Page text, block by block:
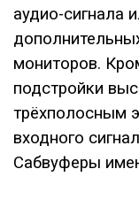
аудио-сигнала
мониторов.
подстройки
трёхполосным
входного
Сабвуферы